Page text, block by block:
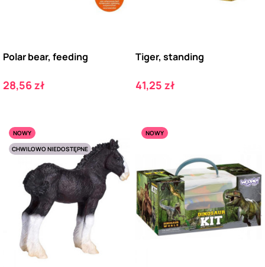
Polar bear, feeding
Cena
28,56 zł
Tiger, standing
Cena
41,25 zł
NOWY
CHWILOWO NIEDOSTĘPNE
NOWY